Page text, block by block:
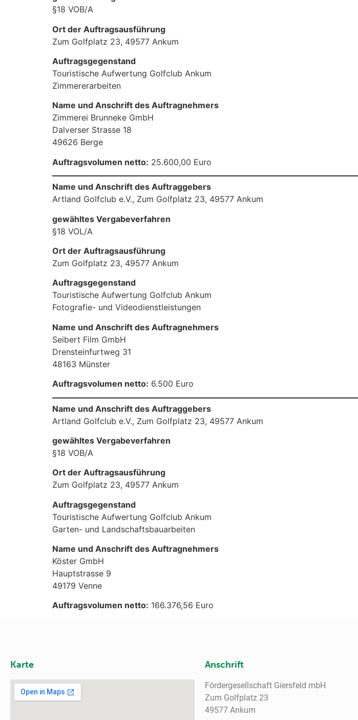
§18 VOB/A
Ort der Auftragsausführung
Zum Golfplatz 23, 49577 Ankum
Auftragsgegenstand
Touristische Aufwertung Golfclub Ankum
Zimmererarbeiten
Name und Anschrift des Auftragnehmers
Zimmerei Brunneke GmbH
Dalverser Strasse 18
49626 Berge
Auftragsvolumen netto: 25.600,00 Euro
Name und Anschrift des Auftraggebers
Artland Golfclub e.V., Zum Golfplatz 23, 49577 Ankum
gewähltes Vergabeverfahren
§18 VOL/A
Ort der Auftragsausführung
Zum Golfplatz 23, 49577 Ankum
Auftragsgegenstand
Touristische Aufwertung Golfclub Ankum
Fotografie- und Videodienstleistungen
Name und Anschrift des Auftragnehmers
Seibert Film GmbH
Drensteinfurtweg 31
48163 Münster
Auftragsvolumen netto: 6.500 Euro
Name und Anschrift des Auftraggebers
Artland Golfclub e.V., Zum Golfplatz 23, 49577 Ankum
gewähltes Vergabeverfahren
§18 VOB/A
Ort der Auftragsausführung
Zum Golfplatz 23, 49577 Ankum
Auftragsgegenstand
Touristische Aufwertung Golfclub Ankum
Garten- und Landschaftsbauarbeiten
Name und Anschrift des Auftragnehmers
Köster GmbH
Hauptstrasse 9
49179 Venne
Auftragsvolumen netto: 166.376,56 Euro
Karte Anschrift
Fördergesellschaft Giersfeld mbH
Zum Golfplatz 23
49577 Ankum